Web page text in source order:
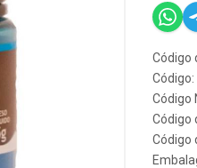
Código
Código:
Código
Código
Código